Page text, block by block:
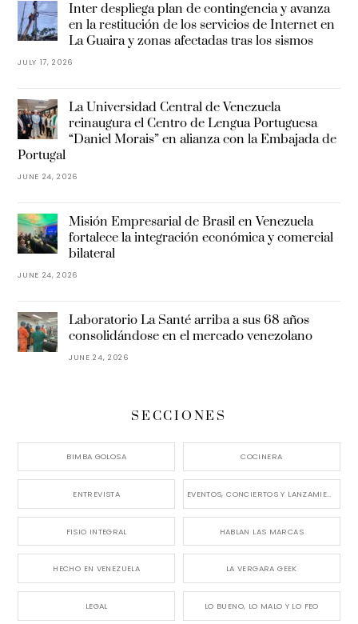
Inter despliega plan de contingencia y avanza
en la restitución de los servicios de Internet en
La Guaira y zonas afectadas tras los sismos
JULY 17, 2026
La Universidad Central de Venezuela
reinaugura el Centro de Lengua Portuguesa
“Daniel Morais” en alianza con la Embajada de
Portugal
JUNE 24, 2026
Misión Empresarial de Brasil en Venezuela
fortalece la integración económica y comercial
bilateral
JUNE 24, 2026
Laboratorio La Santé arriba a sus 68 años
consolidándose en el mercado venezolano
JUNE 24, 2026
SECCIONES
BIMBA GOLOSA COCINERA
ENTREVISTA EVENTOS, CONCIERTOS Y LANZAMIENTOS
FISIO INTEGRAL HABLAN LAS MARCAS
HECHO EN VENEZUELA LA VERGARA GEEK
LEGAL LO BUENO, LO MALO Y LO FEO